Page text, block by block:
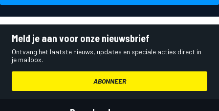
Meld je aan voor onze nieuwsbrief
Ontvang het laatste nieuws, updates en speciale acties direct in
je mailbox.
ABONNEER